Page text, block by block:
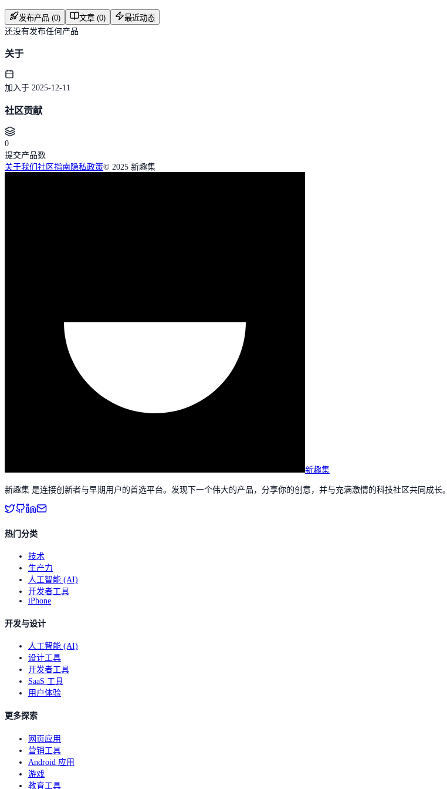
发布产品 (0) 文章 (0)
最近动态
还没有发布任何产品
关于
加入于 2025-12-11
社区贡献
0
提交产品数
关于我们 社区指南隐私政策© 2025 新趣集
新趣集
新趣集 是连接创新者与早期用户的首选平台。发现下一个伟大的产品，分享你的创意，并与充满激情的科技社区共同成长。
热门分类
技术
生产力
人工智能 (AI)
开发者工具
iPhone
开发与设计
人工智能 (AI)
设计工具
开发者工具
SaaS 工具
用户体验
更多探索
网页应用
营销工具
Android 应用
游戏
教育工具